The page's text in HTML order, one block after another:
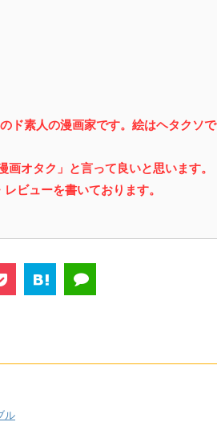
ド素人の漫画家です。絵はヘタクソで
オタク」と言って良いと思います。
ビューを書いております。
ル